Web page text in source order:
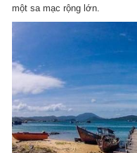
một sa mạc rộng lớn.